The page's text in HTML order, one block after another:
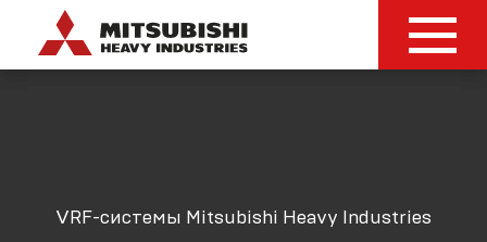
VRF-системы Mitsubishi Heavy Industries